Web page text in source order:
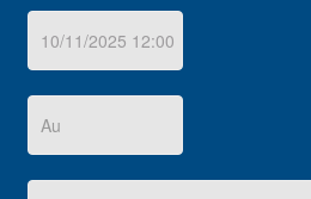
CALENDRIER
INSCRIPTIONS